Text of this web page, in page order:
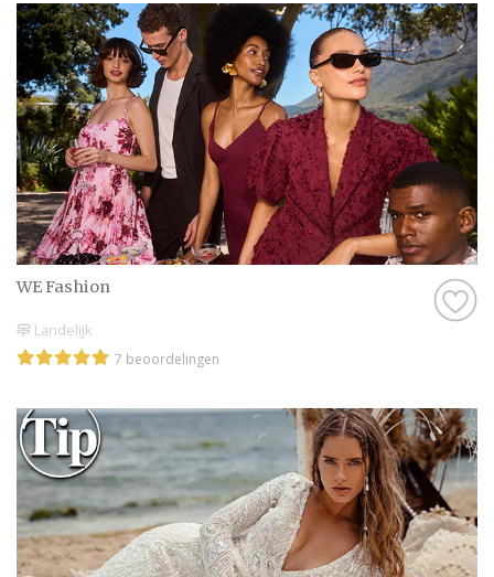
WE Fashion
Landelijk
7 beoordelingen